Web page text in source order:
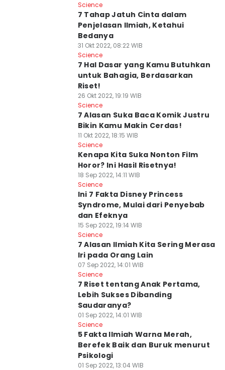
Science
7 Tahap Jatuh Cinta dalam
Penjelasan Ilmiah, Ketahui
Bedanya
31 Okt 2022, 08:22 WIB
Science
7 Hal Dasar yang Kamu Butuhkan
untuk Bahagia, Berdasarkan
Riset!
26 Okt 2022, 19:19 WIB
Science
7 Alasan Suka Baca Komik Justru
Bikin Kamu Makin Cerdas!
11 Okt 2022, 18:15 WIB
Science
Kenapa Kita Suka Nonton Film
Horor? Ini Hasil Risetnya!
18 Sep 2022, 14:11 WIB
Science
Ini 7 Fakta Disney Princess
Syndrome, Mulai dari Penyebab
dan Efeknya
15 Sep 2022, 19:14 WIB
Science
7 Alasan Ilmiah Kita Sering Merasa
Iri pada Orang Lain
07 Sep 2022, 14:01 WIB
Science
7 Riset tentang Anak Pertama,
Lebih Sukses Dibanding
Saudaranya?
01 Sep 2022, 14:01 WIB
Science
5 Fakta Ilmiah Warna Merah,
Berefek Baik dan Buruk menurut
Psikologi
01 Sep 2022, 13:04 WIB